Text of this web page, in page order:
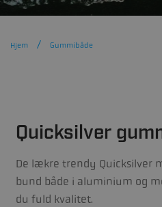
Hjem Gummibåde
Quicksilver
De lækre trendy Quicksilver
bund både i aluminium og
du fuld kvalitet.